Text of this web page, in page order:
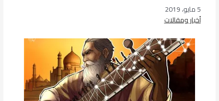
التاريخ
5 مايو، 2019
في ما يتعلق بما يأتي
أخبار ومقالات